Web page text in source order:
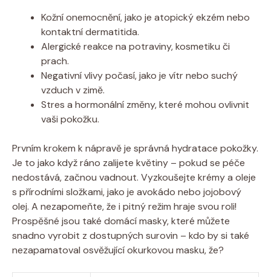
Kožní onemocnění, jako je atopický ekzém nebo
kontaktní dermatitida.
Alergické reakce na potraviny, kosmetiku či
prach.
Negativní vlivy počasí, jako je vítr nebo suchý
vzduch v zimě.
Stres a hormonální změny, které mohou ovlivnit
vaši pokožku.
Prvním krokem k nápravě je správná hydratace pokožky.
Je to jako když ráno zalijete květiny – pokud se péče
nedostává, začnou vadnout. Vyzkoušejte krémy a oleje
s přírodními složkami, jako je avokádo nebo jojobový
olej. A nezapomeňte, že i pitný režim hraje svou roli!
Prospěšné jsou také domácí masky, které můžete
snadno vyrobit z dostupných surovin – kdo by si také
nezapamatoval osvěžující okurkovou masku, že?